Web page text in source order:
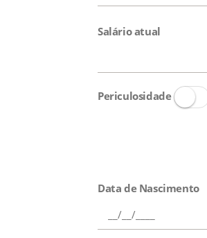
Salário atual
Periculosidade
Data de Nascimento